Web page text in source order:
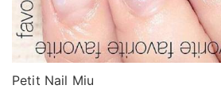
Petit Nail Miu